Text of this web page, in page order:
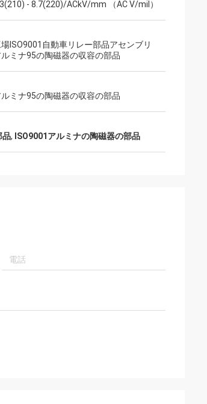
- 8.7(220)/ACkV/mm （AC V/mil）
場ISO9001自動車リレー部品アセンブリ
ルミナ95の陶磁器の収容の部品
ルミナ95の陶磁器の収容の部品
品, ISO9001アルミナの陶磁器の部品